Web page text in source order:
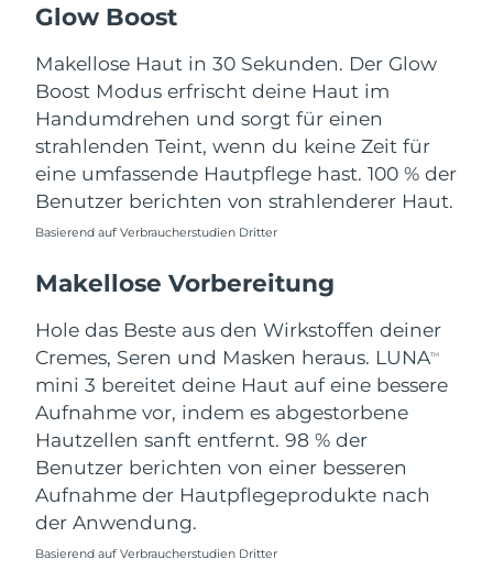
Glow Boost
Makellose Haut in 30 Sekunden. Der Glow
Boost Modus erfrischt deine Haut im
Handumdrehen und sorgt für einen
strahlenden Teint, wenn du keine Zeit für
eine umfassende Hautpflege hast. 100 % der
Benutzer berichten von strahlenderer Haut.
Basierend auf Verbraucherstudien Dritter
Makellose Vorbereitung
Hole das Beste aus den Wirkstoffen deiner
Cremes, Seren und Masken heraus. LUNATM
mini 3 bereitet deine Haut auf eine bessere
Aufnahme vor, indem es abgestorbene
Hautzellen sanft entfernt. 98 % der
Benutzer berichten von einer besseren
Aufnahme der Hautpflegeprodukte nach
der Anwendung.
Basierend auf Verbraucherstudien Dritter
Emirate
Erwartete Lieferung12/8/26
Vereinigtes
Königreich
Erwartete Lieferung
Vereinigte Staaten Erwartete Lieferung12/8/26
Vietnam Erwartete Lieferung